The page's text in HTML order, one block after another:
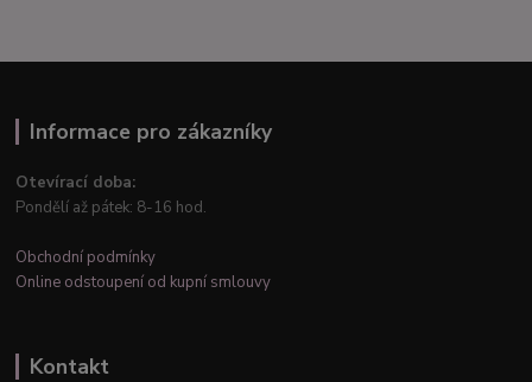
Informace pro zákazníky
Otevírací doba:
Pondělí až pátek: 8-16 hod.
Obchodní podmínky
Online odstoupení od kupní smlouvy
Kontakt